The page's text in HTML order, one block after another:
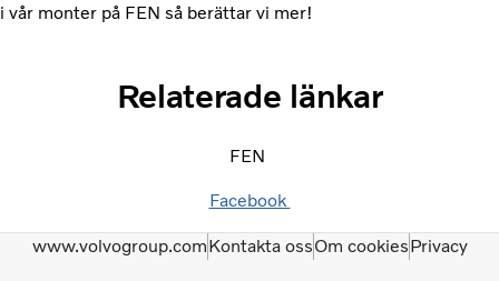
i vår monter på FEN så berättar vi mer!
Relaterade länkar
FEN
Facebook
www.volvogroup.comKontakta ossOm cookiesPrivacy